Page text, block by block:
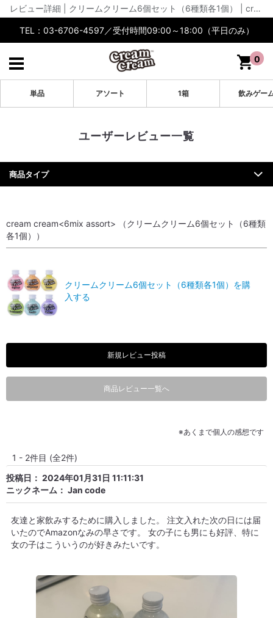
レビュー詳細 | クリームクリーム6個セット（6種類各1個） | cream cream公式【通販】
TEL：03-6706-4597／受付時間09:00～18:00（平日のみ）
0
単品 アソート 1箱 飲みゲー
ユーザーレビュー一覧
商品タイプ
cream cream<6mix assort> （クリームクリーム6個セット（6種類
各1個））
クリームクリーム6個セット（6種類各1個）を購
入する
新規レビュー投稿
商品レビュー一覧へ
※あくまで個人の感想です
1 - 2件目 (全2件)
投稿日： 2024年01月31日 11:11:31
ニックネーム： Jan code
友達と家飲みするために購入しました。 注文入れた次の日には届
いたのでAmazonなみの早さです。 女の子にも男にも好評、特に
女の子はこういうのが好きみたいです。